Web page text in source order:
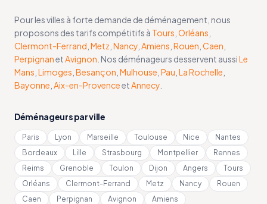
Pour les villes à forte demande de déménagement, nous
proposons des tarifs compétitifs à Tours Orléans
Clermont-Ferrand Metz Nancy Amiens Rouen Caen
PerpignanetAvignon . Nos déménageurs desservent aussiLe
Mans Limoges Besançon Mulhouse Pau La Rochelle
Bayonne Aix-en-ProvenceetAnnecy
Déménageurs par ville
Paris Lyon Marseille Toulouse Nice
Nantes
Bordeaux
Lille Strasbourg Montpellier
Rennes
Reims
Grenoble Toulon Dijon Angers
Tours
Orléans
Clermont-Ferrand Metz Nancy
Rouen
Caen
Perpignan Avignon
Amiens